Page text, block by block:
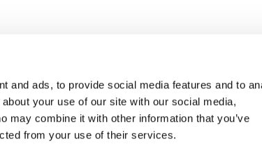
and ads, to provide social media features and to
your use of our site with our social media,
may combine it with other information that you’ve
from your use of their services.